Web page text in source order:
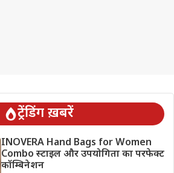
ट्रेंडिंग ख़बरें
INOVERA Hand Bags for Women
Combo स्टाइल और उपयोगिता का परफेक्ट
कॉम्बिनेशन